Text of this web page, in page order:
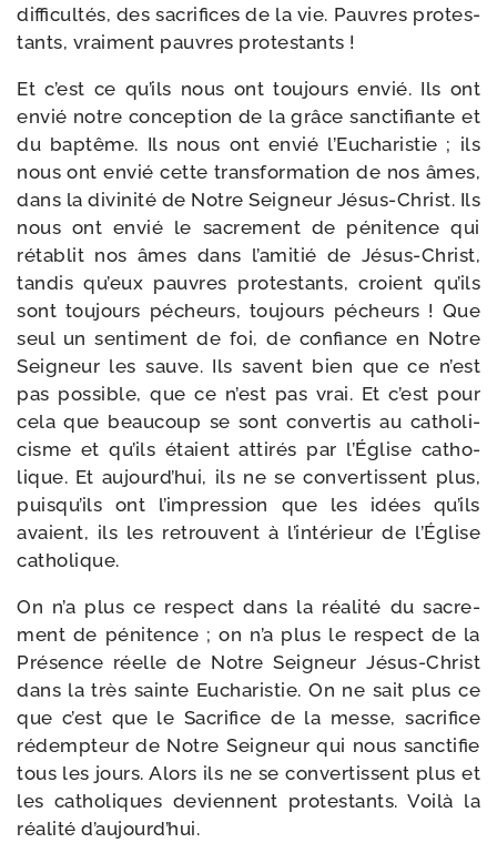
dif­fi­cul­tés, des sacri­fices de la vie. Pauvres pro­tes­
tants, vrai­ment pauvres protestants !
Et c’est ce qu’ils nous ont tou­jours envié. Ils ont
envié notre concep­tion de la grâce sanc­ti­fiante et
du bap­tême. Ils nous ont envié l’Eucharistie ; ils
nous ont envié cette trans­for­ma­tion de nos âmes,
dans la divi­ni­té de Notre Seigneur Jésus-​Christ. Ils
nous ont envié le sacre­ment de péni­tence qui
réta­blit nos âmes dans l’amitié de Jésus-​Christ,
tan­dis qu’eux pauvres pro­tes­tants, croient qu’ils
sont tou­jours pécheurs, tou­jours pécheurs ! Que
seul un sen­ti­ment de foi, de confiance en Notre
Seigneur les sauve. Ils savent bien que ce n’est
pas pos­sible, que ce n’est pas vrai. Et c’est pour
cela que beau­coup se sont conver­tis au catho­li­
cisme et qu’ils étaient atti­rés par l’Église catho­
lique. Et aujourd’hui, ils ne se conver­tissent plus,
puisqu’ils ont l’impression que les idées qu’ils
avaient, ils les retrouvent à l’intérieur de l’Église
catholique.
On n’a plus ce res­pect dans la réa­li­té du sacre­
ment de péni­tence ; on n’a plus le res­pect de la
Présence réelle de Notre Seigneur Jésus-​Christ
dans la très sainte Eucharistie. On ne sait plus ce
que c’est que le Sacrifice de la messe, sacri­fice
rédemp­teur de Notre Seigneur qui nous sanc­ti­fie
tous les jours. Alors ils ne se conver­tissent plus et
les catho­liques deviennent pro­tes­tants. Voilà la
réa­li­té d’aujourd’hui.